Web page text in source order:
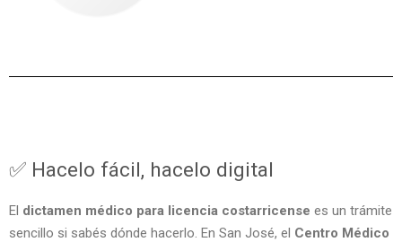
✅ Hacelo fácil, hacelo digital
El dictamen médico para licencia costarricense es un trámite
sencillo si sabés dónde hacerlo. En San José, el Centro Médico